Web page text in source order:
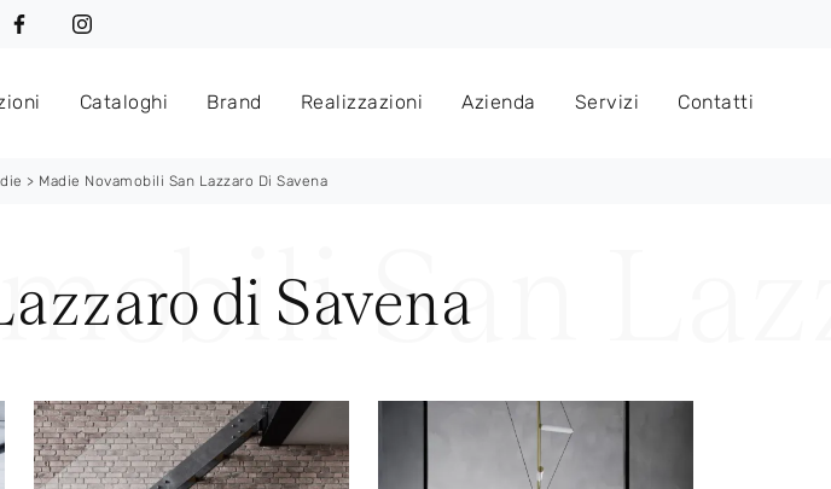
Cataloghi Brand Realizzazioni Azienda Servizi Contatti
> Madie Novamobili San Lazzaro Di Savena
di Savena